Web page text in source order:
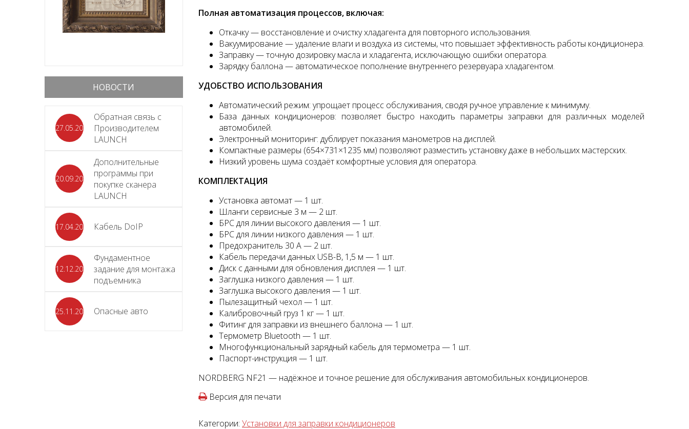
НОВОСТИ
27.05.2026
Обратная связь с
Производителем
LAUNCH
20.09.2025
Дополнительные
программы при
покупке сканера
LAUNCH
17.04.2024 Кабель DoIP
12.12.2023
Фундаментное
задание для монтажа
подъемника
25.11.2023 Опасные авто
Полная автоматизация процессов, включая:
Откачку — восстановление и очистку хладагента для повторного использования.
Вакуумирование — удаление влаги и воздуха из системы, что повышает эффективность работы кондиционера.
Заправку — точную дозировку масла и хладагента, исключающую ошибки оператора.
Зарядку баллона — автоматическое пополнение внутреннего резервуара хладагентом.
УДОБСТВО ИСПОЛЬЗОВАНИЯ
Автоматический режим: упрощает процесс обслуживания, сводя ручное управление к минимуму.
База данных кондиционеров: позволяет быстро находить параметры заправки для различных моделей
автомобилей.
Электронный мониторинг: дублирует показания манометров на дисплей.
Компактные размеры (654×731×1235 мм) позволяют разместить установку даже в небольших мастерских.
Низкий уровень шума создаёт комфортные условия для оператора.
КОМПЛЕКТАЦИЯ
Установка автомат — 1 шт.
Шланги сервисные 3 м — 2 шт.
БРС для линии высокого давления — 1 шт.
БРС для линии низкого давления — 1 шт.
Предохранитель 30 А — 2 шт.
Кабель передачи данных USB-B, 1,5 м — 1 шт.
Диск с данными для обновления дисплея — 1 шт.
Заглушка низкого давления — 1 шт.
Заглушка высокого давления — 1 шт.
Пылезащитный чехол — 1 шт.
Калибровочный груз 1 кг — 1 шт.
Фитинг для заправки из внешнего баллона — 1 шт.
Термометр Bluetooth — 1 шт.
Многофункциональный зарядный кабель для термометра — 1 шт.
Паспорт-инструкция — 1 шт.
NORDBERG NF21 — надёжное и точное решение для обслуживания автомобильных кондиционеров.
Версия для печати
Категории:Установки для заправки кондиционеров